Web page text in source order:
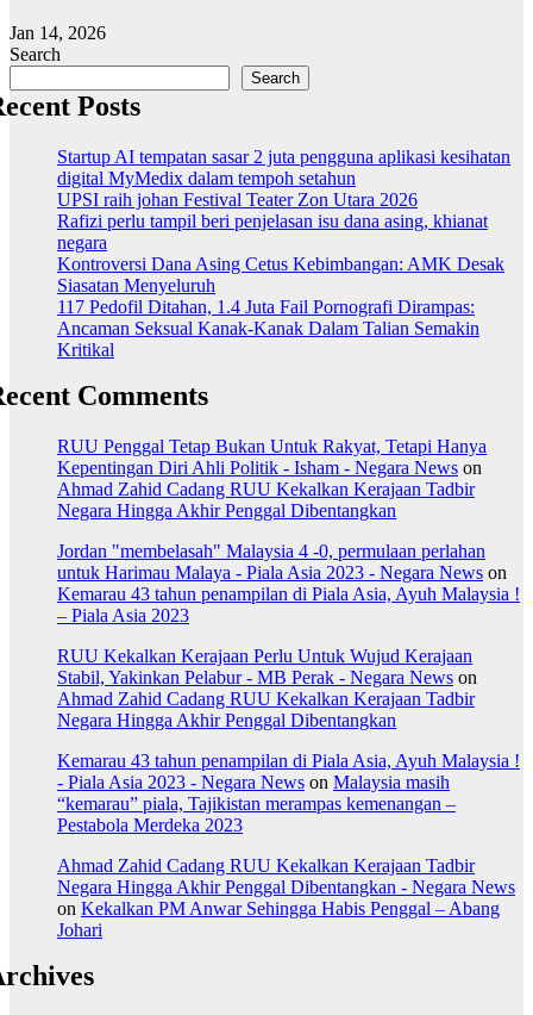
Jan 14, 2026
Search
Search
Posts
Startup AI tempatan sasar 2 juta pengguna aplikasi kesihatan
digital MyMedix dalam tempoh setahun
UPSI raih johan Festival Teater Zon Utara 2026
Rafizi perlu tampil beri penjelasan isu dana asing, khianat
negara
Kontroversi Dana Asing Cetus Kebimbangan: AMK Desak
Siasatan Menyeluruh
117 Pedofil Ditahan, 1.4 Juta Fail Pornografi Dirampas:
Ancaman Seksual Kanak-Kanak Dalam Talian Semakin
Kritikal
Comments
RUU Penggal Tetap Bukan Untuk Rakyat, Tetapi Hanya
Kepentingan Diri Ahli Politik - Isham - Negara News on
Ahmad Zahid Cadang RUU Kekalkan Kerajaan Tadbir
Negara Hingga Akhir Penggal Dibentangkan
Jordan "membelasah" Malaysia 4 -0, permulaan perlahan
untuk Harimau Malaya - Piala Asia 2023 - Negara News on
Kemarau 43 tahun penampilan di Piala Asia, Ayuh Malaysia !
– Piala Asia 2023
RUU Kekalkan Kerajaan Perlu Untuk Wujud Kerajaan
Stabil, Yakinkan Pelabur - MB Perak - Negara News on
Ahmad Zahid Cadang RUU Kekalkan Kerajaan Tadbir
Negara Hingga Akhir Penggal Dibentangkan
Kemarau 43 tahun penampilan di Piala Asia, Ayuh Malaysia !
- Piala Asia 2023 - Negara News on Malaysia masih
“kemarau” piala, Tajikistan merampas kemenangan –
Pestabola Merdeka 2023
Ahmad Zahid Cadang RUU Kekalkan Kerajaan Tadbir
Negara Hingga Akhir Penggal Dibentangkan - Negara News
on Kekalkan PM Anwar Sehingga Habis Penggal – Abang
Johari